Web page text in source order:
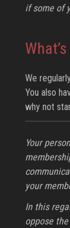
if some of
We
You also
why not
Your
your
In this
oppose